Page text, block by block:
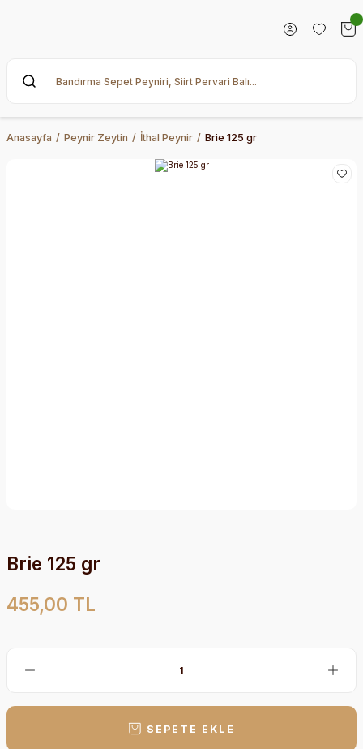
Anasayfa Peynir Zeytin İthal Peynir Brie 125 gr
Brie 125 gr
455,00 TL
SEPETE EKLE